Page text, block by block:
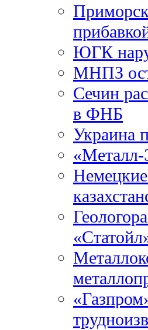
ЮГК
МНПЗ
Сечин
в ФНБ
Украина
«Металл-